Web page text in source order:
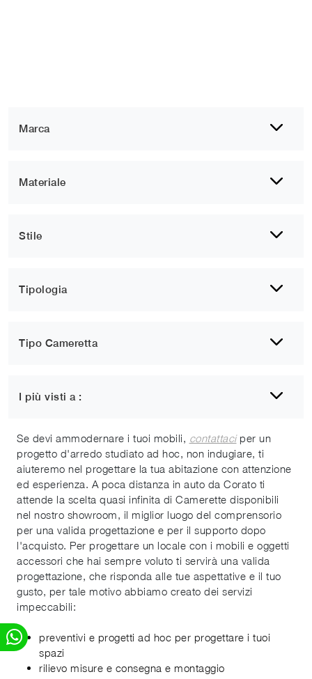
Marca
Materiale
Stile
Tipologia
Tipo Cameretta
I più visti a :
Se devi ammodernare i tuoi mobili, contattaciper un
progetto d'arredo studiato ad hoc, non indugiare, ti
aiuteremo nel progettare la tua abitazione con attenzione
ed esperienza. A poca distanza in auto da Corato ti
attende la scelta quasi infinita di Camerette disponibili
nel nostro showroom, il miglior luogo del comprensorio
per una valida progettazione e per il supporto dopo
l'acquisto. Per progettare un locale con i mobili e oggetti
accessori che hai sempre voluto ti servirà una valida
progettazione, che risponda alle tue aspettative e il tuo
gusto, per tale motivo abbiamo creato dei servizi
impeccabili:
preventivi e progetti ad hoc per progettare i tuoi
spazi
rilievo misure e consegna e montaggio